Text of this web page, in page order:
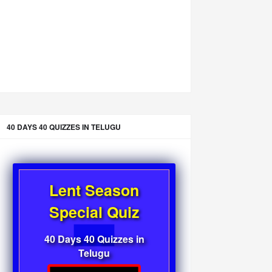
40 DAYS 40 QUIZZES IN TELUGU
Lent Season
Special Quiz
40 Days 40 Quizzes in
Telugu